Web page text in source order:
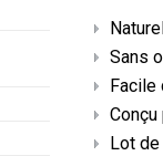
Sans
Facile
Lot